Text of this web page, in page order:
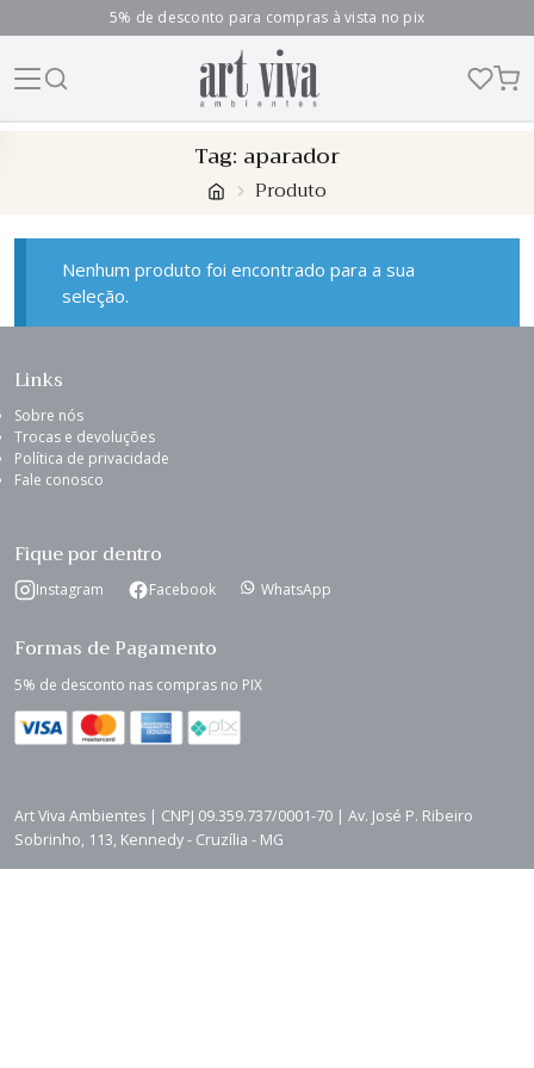
5% de desconto para compras à vista no pix
Tag: aparador
Produto
Nenhum produto foi encontrado para a sua
seleção.
Links
Sobre nós
Trocas e devoluções
Política de privacidade
Fale conosco
Fique por dentro
Instagram Facebook WhatsApp
Formas de Pagamento
5% de desconto nas compras no PIX
Art Viva Ambientes | CNPJ 09.359.737/0001-70 | Av. José P. Ribeiro
Sobrinho, 113, Kennedy - Cruzília - MG